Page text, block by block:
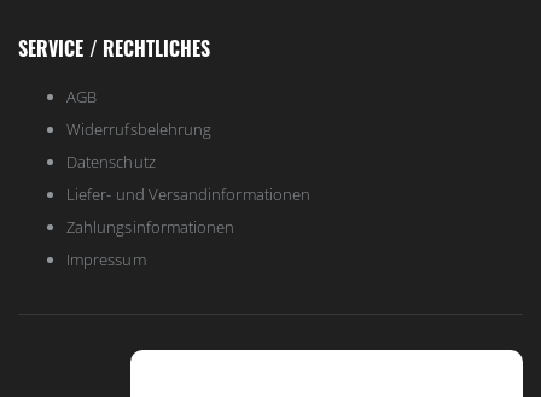
SERVICE / RECHTLICHES
AGB
Widerrufsbelehrung
Datenschutz
Liefer- und Versandinformationen
Zahlungsinformationen
Impressum